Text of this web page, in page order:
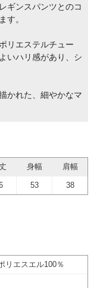
ギンスパンツとのコ
す。
リエステルチュー
いハリ感があり、シ
かれた、細やかなマ
身幅 肩幅
53 38
エスエル100％